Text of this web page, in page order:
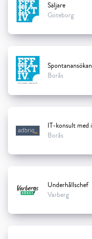
Säljare
Göteborg
Spontanansökan
Borås
Borås
Underhållschef
Varberg